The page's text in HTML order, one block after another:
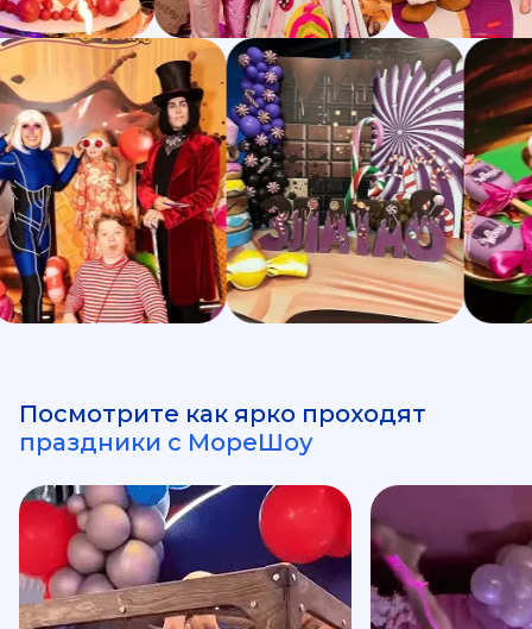
Посмотрите как ярко проходят
праздники с МореШоу